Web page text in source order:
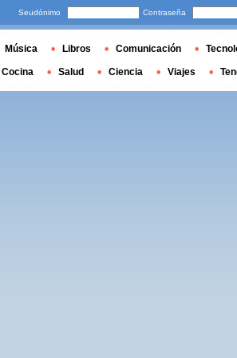
Seudónimo Contraseña
Música Libros Comunicación
Cocina Salud Ciencia Viajes